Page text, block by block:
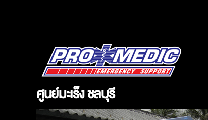
ศูนย์มะเร็ง ชลบุรี